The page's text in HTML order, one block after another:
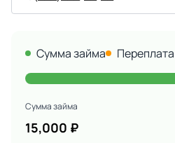
Сумма займа Переплата
Сумма займа
15,000 ₽